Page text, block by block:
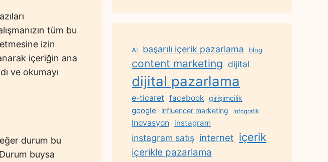
tüm bu
izin
içeriğin ana
ve okumayı
durum bu
buysa
AI başarılı içerik pazarlama blog
content marketing dijital
dijital pazarlama
e-ticaret facebook girişimcilik
google influencer marketing infografik
inovasyon instagram
instagram satış internet içerik
içerikle pazarlama